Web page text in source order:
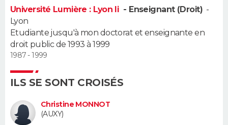
Carte de Noël
Carte Bonne année
Carte Saint-Valentin
Carte Pâques
Carte d'anniversaire
DICTIONNAIRE
Dictionnaire
Biographies
Citations
Expressions
Proverbes
PROGRAMME TV
COPAINS D'AVANT
FORUM
Université Lumière : Lyon Ii - Enseignant (Droit) -
Lyon
Etudiante jusqu'à mon doctorat et enseignante en
droit public de 1993 à 1999
1987 - 1999
ILS SE SONT CROISÉS
Christine MONNOT
(AUXY)